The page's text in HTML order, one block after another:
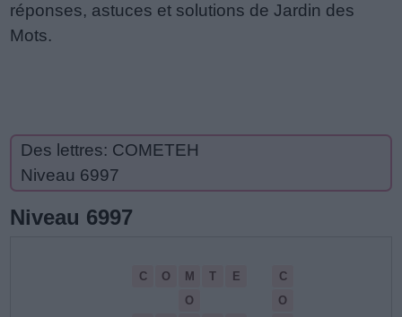
réponses, astuces et solutions de Jardin des
Mots.
Des lettres: COMETEH
Niveau 6997
Niveau 6997
C O M T E
C
O
O